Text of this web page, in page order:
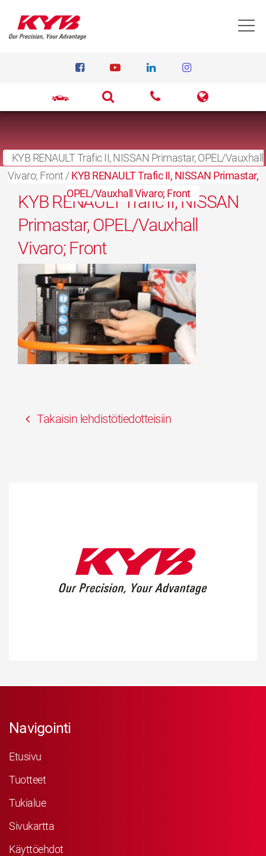
KYB RENAULT Trafic II, NISSAN Primastar, OPEL/Vauxhall
Vivaro; Front /KYB RENAULT Trafic II, NISSAN Primastar,
OPEL/Vauxhall Vivaro; Front
27.3.2017
KYB RENAULT Trafic II, NISSAN
Primastar, OPEL/Vauxhall
Vivaro; Front
Takaisin lehdistötiedotteisiin
Navigointi
Etusivu
Tuotteet
Tukialue
Sivukartta
Käyttöehdot